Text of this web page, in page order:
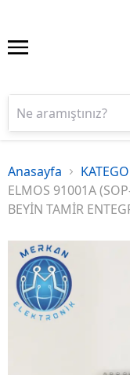
Anasayfa
ELMOS 91001A
BEYİN TAMİR